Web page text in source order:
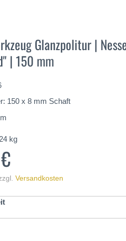
Glanzpolitur |
| 150 mm
150 x 8 mm Schaft
kg
Versandkosten